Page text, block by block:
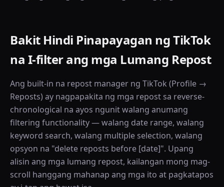
Bakit Hindi Pinapayagan ng TikTok
na I-filter ang mga Lumang Repost
Ang built-in na repost manager ng TikTok (Profile →
Reposts) ay nagpapakita ng mga repost sa reverse-
chronological na ayos ngunit walang anumang
filtering functionality — walang date range, walang
keyword search, walang multiple selection, walang
opsyon na "delete reposts before [date]". Upang
alisin ang mga lumang repost, kailangan mong mag-
scroll hanggang mahanap ang mga ito at pagkatapos